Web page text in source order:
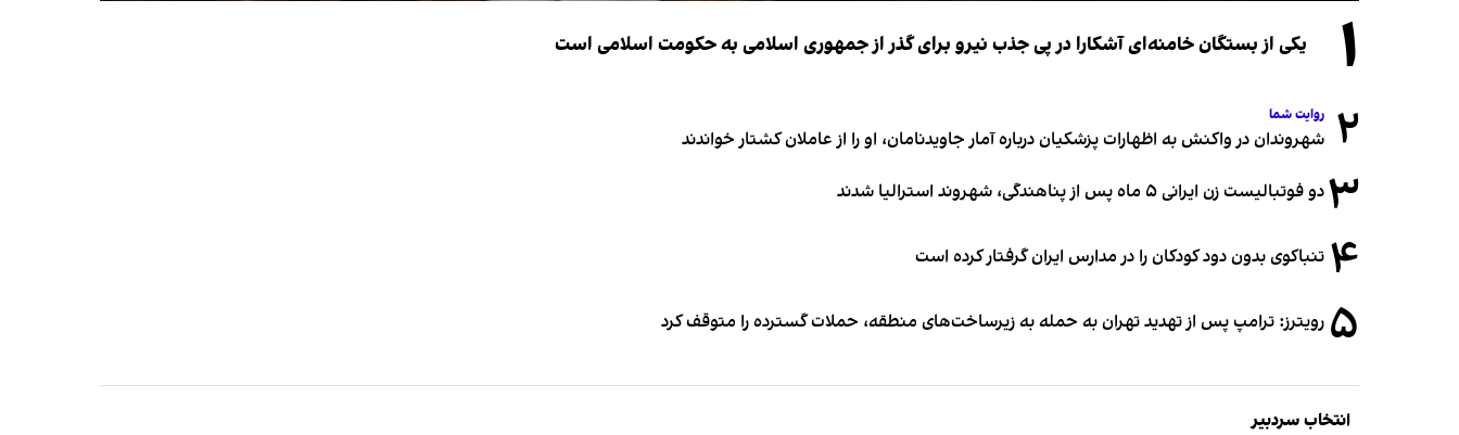
۱ یکی از بستگان خامنه‌ای آشکارا در پی جذب نیرو برای گذر از جمهوری اسلامی به حکومت اسلامی است
۲ روایت شما
شهروندان در واکنش به اظهارات پزشکیان درباره آمار جاویدنامان، او را از عاملان کشتار خواندند
۳دو فوتبالیست زن ایرانی ۵ ماه پس از پناهندگی، شهروند استرالیا شدند
۴ تنباکوی بدون دود کودکان را در مدارس ایران گرفتار کرده است
۵ رویترز: ترامپ پس از تهدید تهران به حمله به زیرساخت‌های منطقه، حملات گسترده را متوقف کرد
انتخاب سردبیر